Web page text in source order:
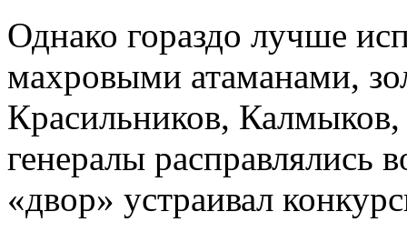
Однако гораздо лучше
махровыми атаманами,
Красильников,
генералы расправлялись
«двор» устраивал